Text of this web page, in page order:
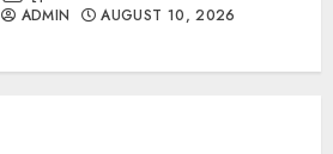
ADMIN AUGUST 10, 2026